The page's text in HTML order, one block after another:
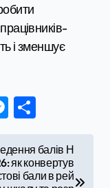
і зменшує
балів Н
як конвертув
бали в рей